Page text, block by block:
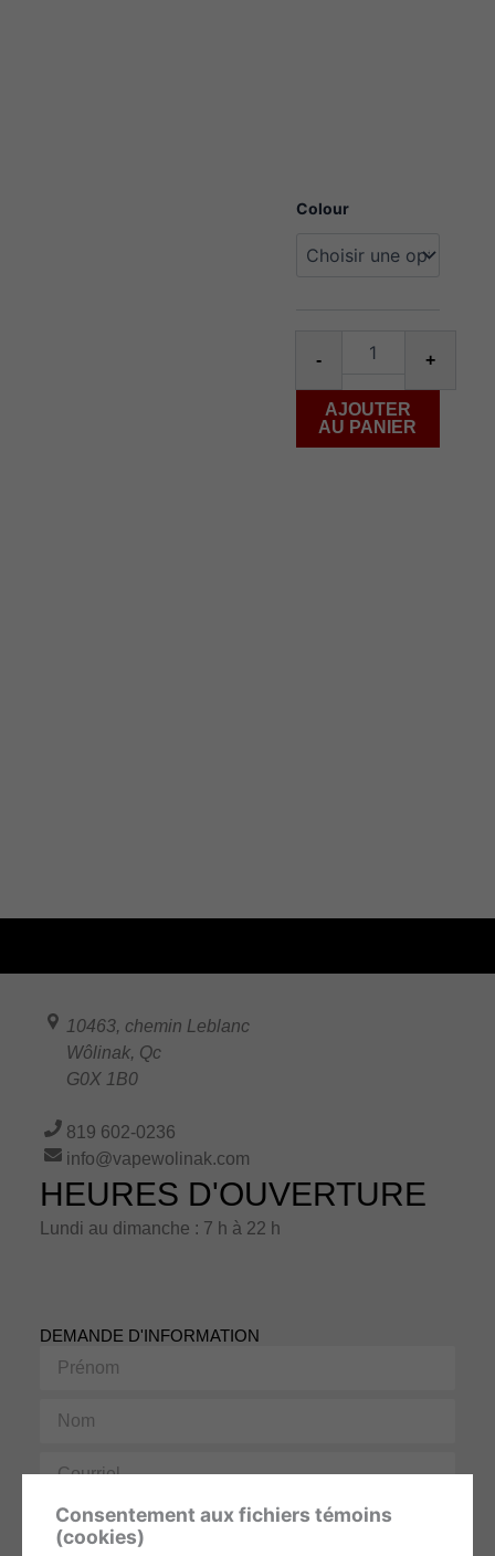
Colour
quantité
Caliburn
- +
AJOUTER
AU PANIER
10463, chemin Leblanc
Wôlinak, Qc
G0X 1B0
819 602-0236
info@vapewolinak.com
HEURES D'OUVERTURE
Lundi au dimanche : 7 h à 22 h
DEMANDE D'INFORMATION
Prénom
Téléphone
Consentement aux fichiers témoins
(cookies)